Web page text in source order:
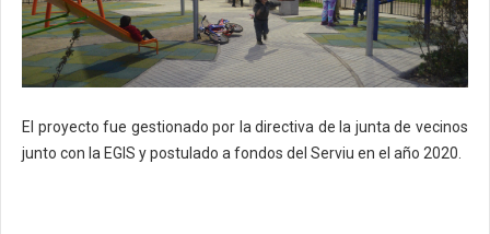
El proyecto fue gestionado por la directiva de la junta de vecinos
junto con la EGIS y postulado a fondos del Serviu en el año 2020.